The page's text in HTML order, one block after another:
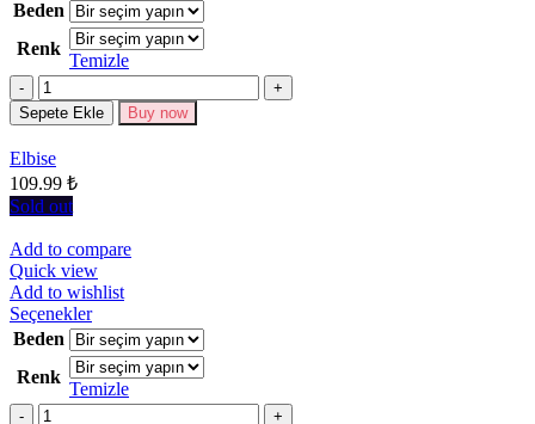
ürünün
birden
fazla
varyasyonu
Seçenekler
Beden
Renk
Temizle
Miktar
Sepete Ekle Buy now
Elbise
109.99 ₺
Sold out
Add to compare
Quick view
Add to wishlist
SeçeneklerBu
ürünün
birden
fazla
varyasyonu
Beden
Renk
Temizle
Miktar